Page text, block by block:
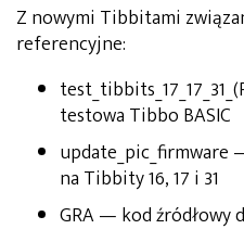
Z nowymi Tibbitami
referencyjne:
testowa Tibbo BASIC
update_pic_firmware
na Tibbity 16, 17 i 31
GRA — kod źródłowy